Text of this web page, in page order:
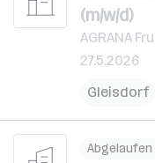
(m/w/d)
AGRANA
27.5.2026
Gleisdorf
Abgelaufen